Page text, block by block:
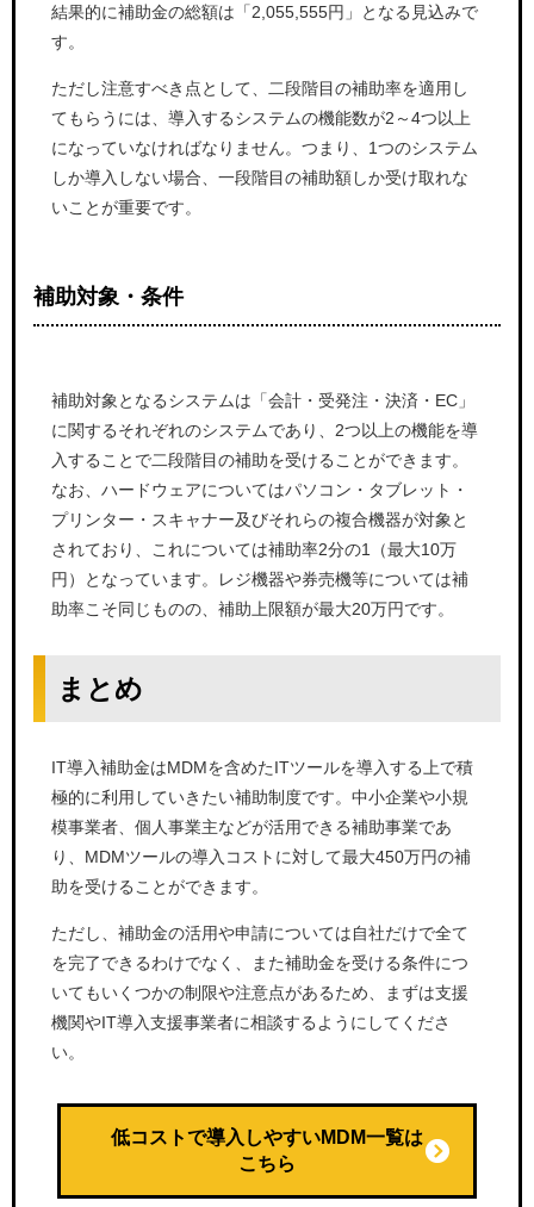
結果的に補助金の総額は「2,055,555円」となる見込みで
す。
ただし注意すべき点として、二段階目の補助率を適用し
てもらうには、導入するシステムの機能数が2～4つ以上
になっていなければなりません。つまり、1つのシステム
しか導入しない場合、一段階目の補助額しか受け取れな
いことが重要です。
補助対象・条件
補助対象となるシステムは「会計・受発注・決済・EC」
に関するそれぞれのシステムであり、2つ以上の機能を導
入することで二段階目の補助を受けることができます。
なお、ハードウェアについてはパソコン・タブレット・
プリンター・スキャナー及びそれらの複合機器が対象と
されており、これについては補助率2分の1（最大10万
円）となっています。レジ機器や券売機等については補
助率こそ同じものの、補助上限額が最大20万円です。
まとめ
IT導入補助金はMDMを含めたITツールを導入する上で積
極的に利用していきたい補助制度です。中小企業や小規
模事業者、個人事業主などが活用できる補助事業であ
り、MDMツールの導入コストに対して最大450万円の補
助を受けることができます。
ただし、補助金の活用や申請については自社だけで全て
を完了できるわけでなく、また補助金を受ける条件につ
いてもいくつかの制限や注意点があるため、まずは支援
機関やIT導入支援事業者に相談するようにしてくださ
い。
低コストで導入しやすいMDM一覧は
こちら